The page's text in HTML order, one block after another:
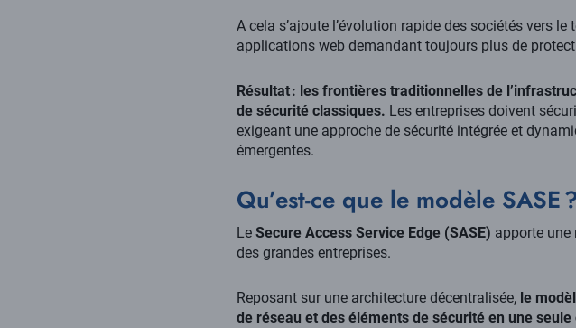
A cela s’ajoute l’évolution rapide des sociétés vers
applications web demandant toujours plus de
Résultat : les frontières traditionnelles de
de sécurité classiques. Les entreprises doivent
exigeant une approche de sécurité intégrée et
émergentes.
Qu’est-ce que le modèle SASE
Le Secure Access Service Edge (SASE) apporte une
des grandes entreprises.
Reposant sur une architecture décentralisée, le
de réseau et des éléments de sécurité en une